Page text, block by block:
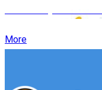
More